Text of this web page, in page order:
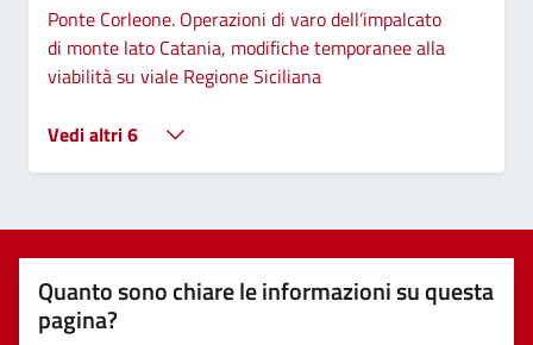
Ponte Corleone. Operazioni di varo dell’impalcato
di monte lato Catania, modifiche temporanee alla
viabilità su viale Regione Siciliana
Vedi altri 6
Quanto sono chiare le informazioni su questa
pagina?